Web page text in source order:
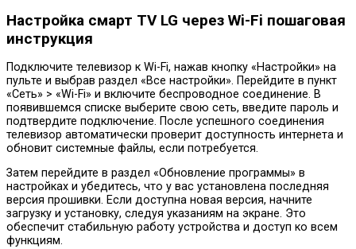
Настройка смарт TV LG через Wi-Fi пошаговая
инструкция
Подключите телевизор к Wi-Fi, нажав кнопку «Настройки» на
пульте и выбрав раздел «Все настройки». Перейдите в пункт
«Сеть» > «Wi-Fi» и включите беспроводное соединение. В
появившемся списке выберите свою сеть, введите пароль и
подтвердите подключение. После успешного соединения
телевизор автоматически проверит доступность интернета и
обновит системные файлы, если потребуется.
Затем перейдите в раздел «Обновление программы» в
настройках и убедитесь, что у вас установлена последняя
версия прошивки. Если доступна новая версия, начните
загрузку и установку, следуя указаниям на экране. Это
обеспечит стабильную работу устройства и доступ ко всем
функциям.